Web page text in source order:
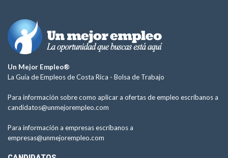
Un Mejor Empleo®
La Guía de Empleos de Costa Rica - Bolsa de Trabajo
Para información sobre como aplicar a ofertas de empleo escríbanos a
candidatos@unmejorempleo.com
Para información a empresas escríbanos a
empresas@unmejorempleo.com